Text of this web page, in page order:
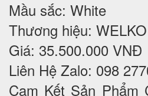
Mầu sắc: White
Thương hiệu:
Giá: 35.500.000 VNĐ
Liên Hệ Zalo: 098
Cam Kết Sản Phẩm